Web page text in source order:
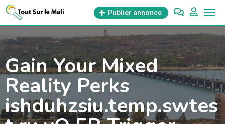
Aller
Publier annonce
Gain Your Mixed
Reality Perks
ishduhzsiu.temp.swtes